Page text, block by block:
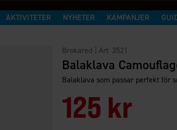
AKTIVITETER NYHETER KAMPANJER
Brokared | Art 3521
Balaklava
Balaklava som passar perfekt för
125 kr